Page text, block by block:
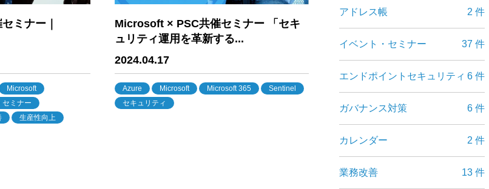
ミナー｜
Microsoft
セミナー
生産性向上
Microsoft × PSC共催セミナー 「セキ
ュリティ運用を革新する...
2024.04.17
Azure Microsoft Microsoft 365
Sentinel
セキュリティ
アドレス帳 2 件
イベント・セミナー 37 件
エンドポイントセキュリティ 6 件
ガバナンス対策 6 件
カレンダー 2 件
業務改善 13 件